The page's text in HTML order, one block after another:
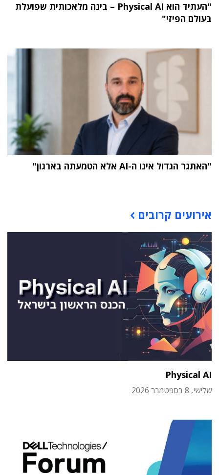
"העתיד הוא Physical AI – בינה מלאכותית שפועלת
בעולם הפיזי"
"האתגר הגדול אינו ה-AI אלא הטמעתה בארגון"
אירועים קרובים
Physical AI
שלישי, 8 בספטמבר 2026